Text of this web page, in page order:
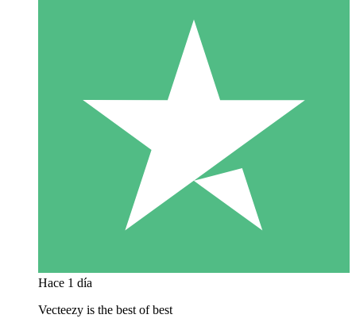
Hace 1 día
Vecteezy is the best of best